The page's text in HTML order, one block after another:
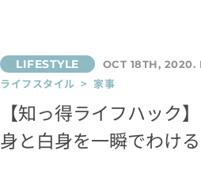
OCT 18TH, 2020.
ライフスタイル > 家事
【知っ得ライフハック
身と白身を一瞬でわけ